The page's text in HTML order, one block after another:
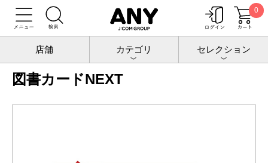
0
店舗 カテゴリ セレクション
トップ チケットポート ギフトカード 図書カードNEXT
図書カードNEXT